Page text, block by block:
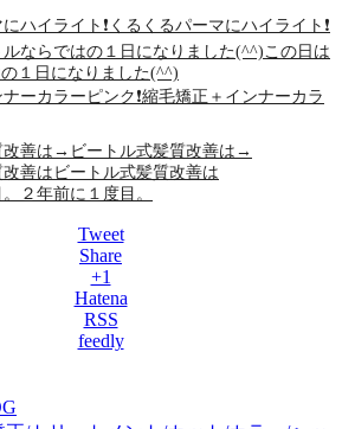
くるくるパーマにハイライト❗️
この日は
１日になりました(^^)
縮毛矯正＋インナーカラ
ビートル式髪質改善は→
ビートル式髪質改善は
２年前に１度目。
Tweet
Share
+1
Hatena
RSS
feedly